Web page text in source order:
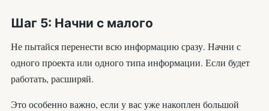
Шаг 5: Начни с малого
Не пытайся перенести всю информацию сразу. Начни с
одного проекта или одного типа информации. Если будет
работать, расширяй.
Это особенно важно, если у вас уже накоплен большой